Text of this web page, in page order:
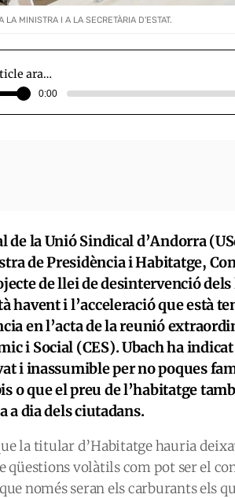
LA MINISTRA I A LA SECRETÀRIA D'ESTAT.
ara…
0:00
de la Unió Sindical d’Andorra
de Presidència i Habitatge,
de llei de desintervenció
havent i l’acceleració que està
en l’acta de la reunió
i Social (CES). Ubach ha
i inassumible per no poques
o que el preu de l’habitatge
a dia dels ciutadans.
la titular d’Habitatge hauria
qüestions volàtils com pot ser el
només seran els carburants els